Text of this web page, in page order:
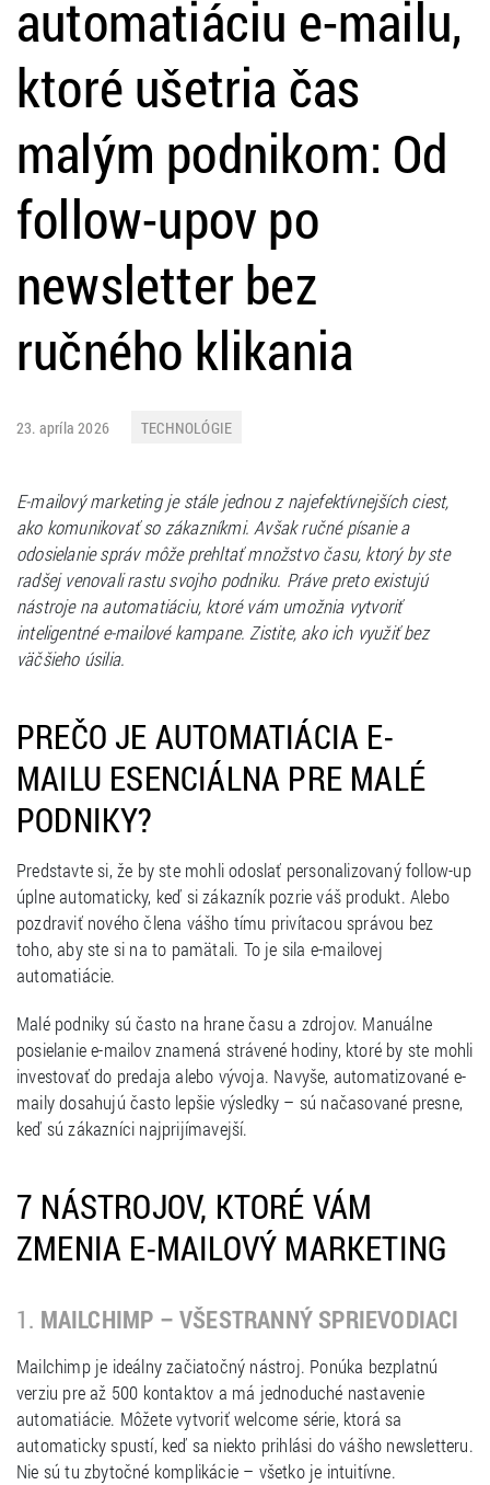
automatiáciu e-mailu,
ktoré ušetria čas
malým podnikom: Od
follow-upov po
newsletter bez
ručného klikania
23. apríla 2026 TECHNOLÓGIE
E-mailový marketing je stále jednou z najefektívnejších ciest,
ako komunikovať so zákazníkmi. Avšak ručné písanie a
odosielanie správ môže prehltať množstvo času, ktorý by ste
radšej venovali rastu svojho podniku. Práve preto existujú
nástroje na automatiáciu, ktoré vám umožnia vytvoriť
inteligentné e-mailové kampane. Zistite, ako ich využiť bez
väčšieho úsilia.
PREČO JE AUTOMATIÁCIA E-
MAILU ESENCIÁLNA PRE MALÉ
PODNIKY?
Predstavte si, že by ste mohli odoslať personalizovaný follow-up
úplne automaticky, keď si zákazník pozrie váš produkt. Alebo
pozdraviť nového člena vášho tímu privítacou správou bez
toho, aby ste si na to pamätali. To je sila e-mailovej
automatiácie.
Malé podniky sú často na hrane času a zdrojov. Manuálne
posielanie e-mailov znamená strávené hodiny, ktoré by ste mohli
investovať do predaja alebo vývoja. Navyše, automatizované e-
maily dosahujú často lepšie výsledky – sú načasované presne,
keď sú zákazníci najprijímavejší.
7 NÁSTROJOV, KTORÉ VÁM
ZMENIA E-MAILOVÝ MARKETING
1. MAILCHIMP – VŠESTRANNÝ SPRIEVODIACI
Mailchimp je ideálny začiatočný nástroj. Ponúka bezplatnú
verziu pre až 500 kontaktov a má jednoduché nastavenie
automatiácie. Môžete vytvoriť welcome série, ktorá sa
automaticky spustí, keď sa niekto prihlási do vášho newsletteru.
Nie sú tu zbytočné komplikácie – všetko je intuitívne.